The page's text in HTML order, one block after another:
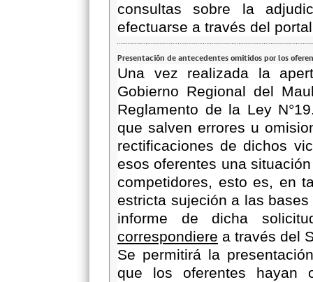
consultas sobre la
efectuarse a través del
Presentación de antecedentes omitidos por los
Una vez realizada la
Gobierno Regional del
Reglamento de la Ley
que salven errores u
rectificaciones de dichos
esos oferentes una
competidores, esto es, en
estricta sujeción a las
informe de dicha
correspondiere a través del
Se permitirá la
que los oferentes hayan